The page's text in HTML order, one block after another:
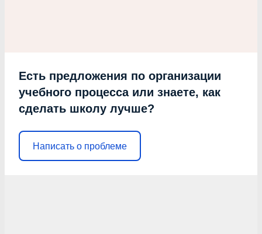
Есть предложения по организации
учебного процесса или знаете, как
сделать школу лучше?
Написать о проблеме